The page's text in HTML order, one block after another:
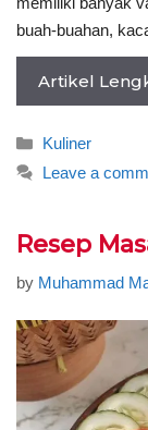
buah-buahan,
Artikel
Categories
Kuliner
Leave a
Resep
by Muhammad